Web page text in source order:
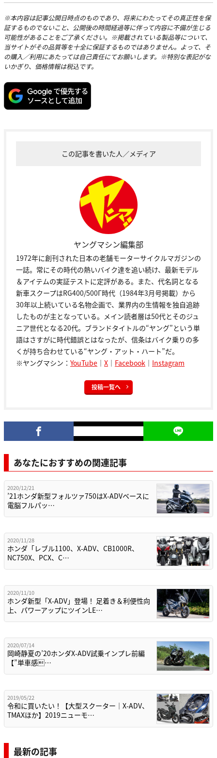
※本内容は記事公開日時点のものであり、将来にわたってその真正性を保
証するものでないこと、公開後の時間経過等に伴って内容に不備が生じる
可能性があることをご了承ください。※掲載されている製品等について、
当サイトがその品質等を十全に保証するものではありません。よって、そ
の購入／利用にあたっては自己責任にてお願いします。※特別な表記がな
いかぎり、価格情報は税込です。
この記事を書いた人／メディア
ヤングマシン編集部
1972年に創刊された日本の老舗モーターサイクルマガジンの
一誌。常にその時代の熱いバイク達を追い続け、最新モデル
＆アイテムの実証テストに定評がある。また、代名詞となる
新車スクープはRG400/500Γ時代（1984年3月号掲載）から
30年以上続いている名物企画で、業界内の生情報を独自追跡
したものが主となっている。メイン読者層は50代とそのジュ
ニア世代となる20代。ブランドタイトルの“ヤング”という単
語はさすがに時代錯誤とはなったが、信条はバイク乗りの多
くが持ち合わせている“ヤング・アット・ハート”だ。
※ヤングマシン： YouTube ｜ X ｜ Facebook ｜ Instagram
投稿一覧へ
あなたにおすすめの関連記事
2020/12/21
’21ホンダ新型フォルツァ750はX-ADVベースに
電脳フルパッ…
2020/11/28
ホンダ「レブル1100、X-ADV、CB1000R、
NC750X、PCX、C…
2020/11/10
ホンダ新型「X-ADV」登場！ 足着き＆利便性向
上、パワーアップにツインLE…
2020/07/14
岡崎静夏の’20ホンダX-ADV試乗インプレ前編
【”単車感…
2019/05/22
令和に買いたい！【大型スクーター｜X-ADV、
TMAXほか】2019ニューモ…
最新の記事